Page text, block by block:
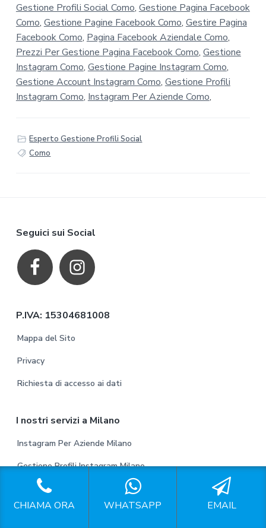
Gestione Profili Social Como, Gestione Pagina Facebook
Como, Gestione Pagine Facebook Como, Gestire Pagina
Facebook Como, Pagina Facebook Aziendale Como,
Prezzi Per Gestione Pagina Facebook Como, Gestione
Instagram Como, Gestione Pagine Instagram Como,
Gestione Account Instagram Como, Gestione Profili
Instagram Como, Instagram Per Aziende Como,
Esperto Gestione Profili Social
Como
Seguici sui Social
P.IVA: 15304681008
Mappa del Sito
Privacy
Richiesta di accesso ai dati
I nostri servizi a Milano
Instagram Per Aziende Milano
Gestione Profili Instagram Milano
Gestione Account Instagram Milano
Gestione Pagine Instagram Milano
CHIAMA ORA WHATSAPP EMAIL